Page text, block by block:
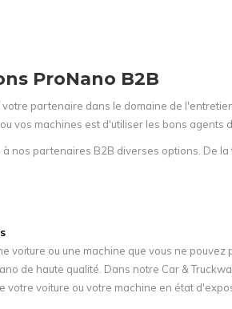
ProNano B2B
votre partenaire dans le domaine de
vos machines est d'utiliser les bons agents
à nos partenaires B2B diverses options. De
voiture ou une machine que vous ne
de haute qualité. Dans notre Car &
votre voiture ou votre machine en état